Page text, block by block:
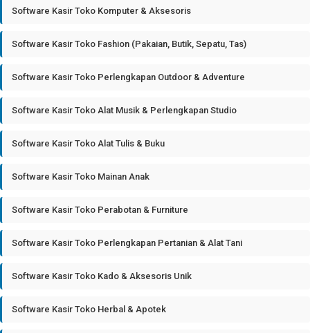
Software Kasir Toko Komputer & Aksesoris
Software Kasir Toko Fashion (Pakaian, Butik, Sepatu, Tas)
Software Kasir Toko Perlengkapan Outdoor & Adventure
Software Kasir Toko Alat Musik & Perlengkapan Studio
Software Kasir Toko Alat Tulis & Buku
Software Kasir Toko Mainan Anak
Software Kasir Toko Perabotan & Furniture
Software Kasir Toko Perlengkapan Pertanian & Alat Tani
Software Kasir Toko Kado & Aksesoris Unik
Software Kasir Toko Herbal & Apotek